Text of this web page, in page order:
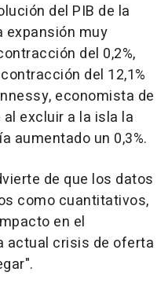
del PIB de la
expansión muy
del 0,2%,
del 12,1%
economista de
excluir a la isla la
aumentado un 0,3%.
de que los datos
como cuantitativos,
en el
actual crisis de oferta